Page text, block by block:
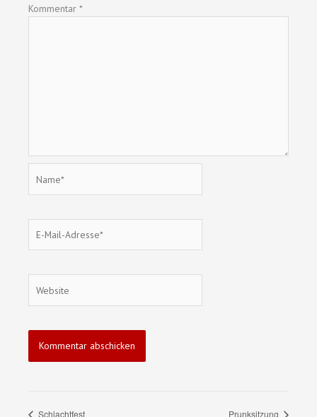
Kommentar *
Mail-
Schlachtfest Prunksitzung